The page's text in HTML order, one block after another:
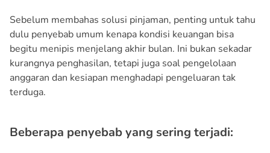
Sebelum membahas solusi pinjaman, penting untuk tahu
dulu penyebab umum kenapa kondisi keuangan bisa
begitu menipis menjelang akhir bulan. Ini bukan sekadar
kurangnya penghasilan, tetapi juga soal pengelolaan
anggaran dan kesiapan menghadapi pengeluaran tak
terduga.
Beberapa penyebab yang sering terjadi: